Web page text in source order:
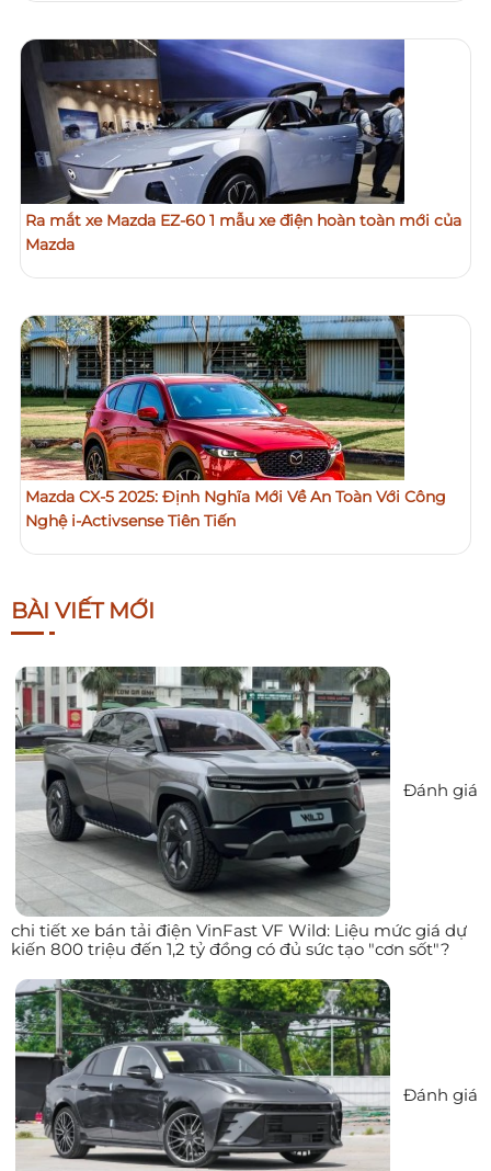
Ra mắt xe Mazda EZ-60 1 mẫu xe điện hoàn toàn mới của
Mazda
Mazda CX-5 2025: Định Nghĩa Mới Về An Toàn Với Công
Nghệ i-Activsense Tiên Tiến
BÀI VIẾT MỚI
Đánh giá
chi tiết xe bán tải điện VinFast VF Wild: Liệu mức giá dự
kiến 800 triệu đến 1,2 tỷ đồng có đủ sức tạo "cơn sốt"?
Đánh giá